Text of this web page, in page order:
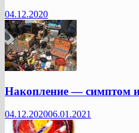
04.12.2020
Накопление — симптом
04.12.202006.01.2021